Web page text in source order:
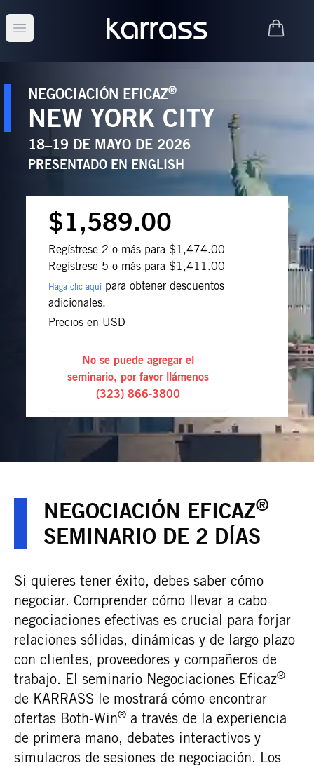
Open main menu
NEGOCIACIÓN EFICAZ®
NEW YORK CITY
18–19 DE MAYO DE 2026
PRESENTADO EN ENGLISH
$1,589.00
Regístrese 2 o más para $1,474.00
Regístrese 5 o más para $1,411.00
Haga clic aquí para obtener descuentos
adicionales.
Precios en USD
No se puede agregar el
seminario, por favor llámenos
(323) 866-3800
NEGOCIACIÓN EFICAZ®
SEMINARIO DE 2 DÍAS
Si quieres tener éxito, debes saber cómo
negociar. Comprender cómo llevar a cabo
negociaciones efectivas es crucial para forjar
relaciones sólidas, dinámicas y de largo plazo
con clientes, proveedores y compañeros de
trabajo. El seminario Negociaciones Eficaz®
de KARRASS le mostrará cómo encontrar
ofertas Both-Win® a través de la experiencia
de primera mano, debates interactivos y
simulacros de sesiones de negociación. Los